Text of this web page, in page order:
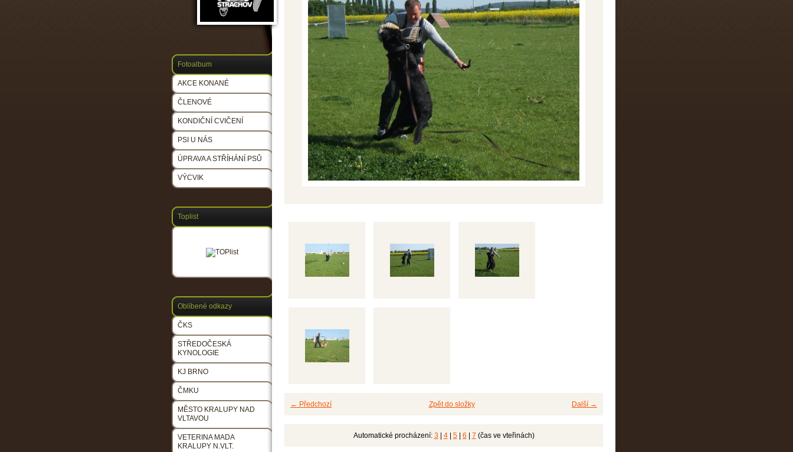
← Předchozí Další →
Zpět do složky
Automatické procházení: 3 4| 5| 6 7 (čas ve vteřinách)
Fotoalbum
AKCE KONANÉ
ČLENOVÉ
KONDIČNÍ CVIČENÍ
PSI U NÁS
ÚPRAVA A STŘÍHÁNÍ PSŮ
VÝCVIK
Toplist
Oblíbené odkazy
ČKS
STŘEDOČESKÁ
KYNOLOGIE
KJ BRNO
ČMKU
MĚSTO KRALUPY NAD
VLTAVOU
VETERINA MADA
KRALUPY N.VLT.